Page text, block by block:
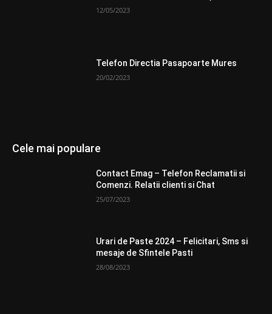
12/05/2023
Telefon Directia Pasapoarte Mures
20/02/2023
Cele mai populare
Contact Emag – Telefon Reclamatii si
Comenzi. Relatii clienti si Chat
25/07/2023
Urari de Paste 2024 – Felicitari, Sms si
mesaje de Sfintele Pasti
28/08/2023